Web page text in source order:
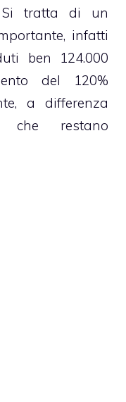
Si tratta di un
infatti
ben 124.000
del 120%
a differenza
che restano